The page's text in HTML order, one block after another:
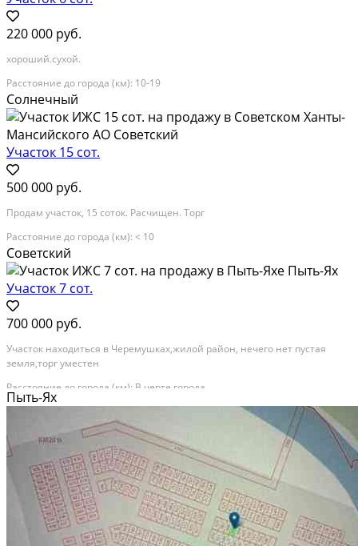
220 000 руб.
хороший.сухой.
Расстояние до города (км): 10-19
Солнечный
Участок 15 сот.
500 000 руб.
Продам участок, 15 соток. Расчищен. Торг
Расстояние до города (км): < 10
Советский
Участок 7 сот.
700 000 руб.
Участок находиться в Черемушках,жилой район, нечего нет пустая
земля,торг уместен
Расстояние до города (км): В черте города
Пыть-Ях